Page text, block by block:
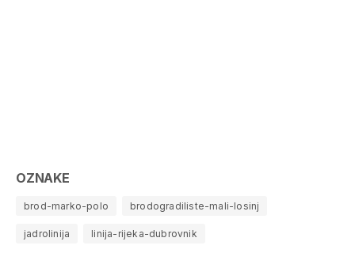
OZNAKE
brod-marko-polo brodogradiliste-mali-losinj
jadrolinija linija-rijeka-dubrovnik